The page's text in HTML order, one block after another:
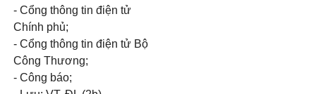
- Cổng thông tin điện tử
Chính phủ;
- Cổng thông tin điện tử Bộ
Công Thương;
- Công báo;